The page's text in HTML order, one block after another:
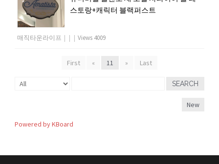
스토랑+캐릭터 블랙퍼스트
매직타운라이프 | | | Views 4009
First « 11 » Last
SEARCH
New
Powered by KBoard